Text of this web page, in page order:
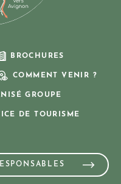
BROCHURES
COMMENT VENIR ?
GROUPE
DE TOURISME